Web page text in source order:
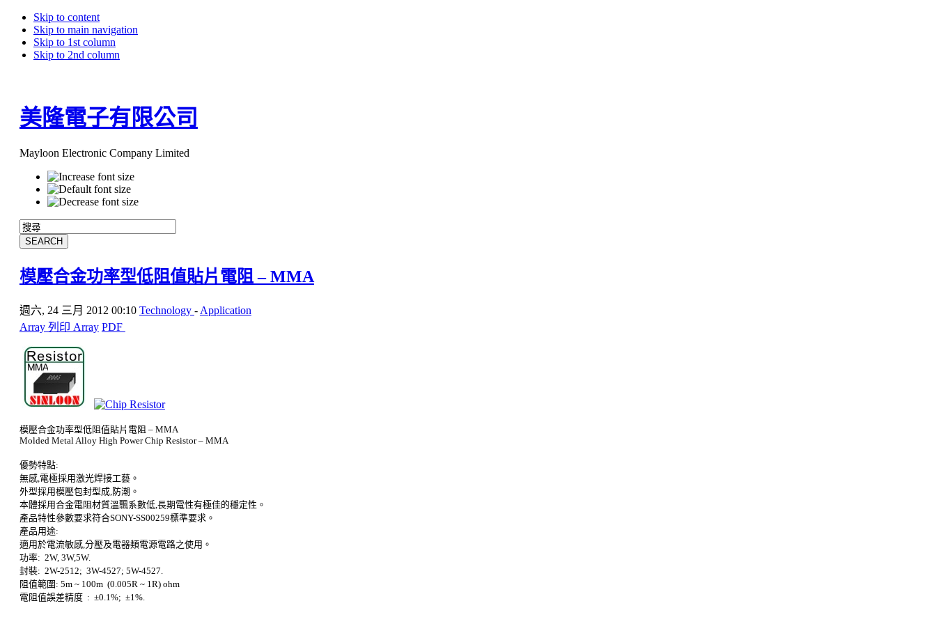
Skip to content
Skip to main navigation
Skip to 1st column
Skip to 2nd column
美隆電子有限公司
Mayloon Electronic Company Limited
模壓合金功率型低阻值貼片電阻 – MMA
週六, 24 三月 2012 00:10 Technology - Application
Array 列印 Array PDF
模壓合金功率型低阻值貼片電阻 – MMA
Molded Metal Alloy High Power Chip Resistor – MMA
優勢特點:
無感, 電極採用激光焊接工藝。
外型採用模壓包封型成, 防潮。
本體採用合金電阻材質溫飄系數低, 長期電性有極佳的穩定性。
產品特性參數要求符合SONY-SS00259標準要求。
產品用途:
適用於電流敏感, 分壓及電器類電源電路之使用。
功率: 2W, 3W,5W.
封裝: 2W-2512; 3W-4527; 5W-4527.
阻值範圍: 5m ~ 100m (0.005R ~ 1R) ohm
電阻值誤差精度 : ±0.1%; ±1%.